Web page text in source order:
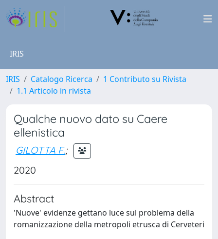
IRIS
IRIS Catalogo Ricerca
1 Contributo su Rivista
1.1 Articolo in rivista
Qualche nuovo dato su Caere
ellenistica
GILOTTA F.;
2020
Abstract
'Nuove' evidenze gettano luce sul problema della
romanizzazione della metropoli etrusca di Cerveteri